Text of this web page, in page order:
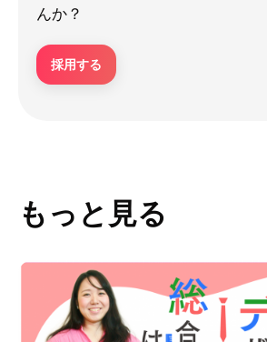
んか？
採用する
もっと見る